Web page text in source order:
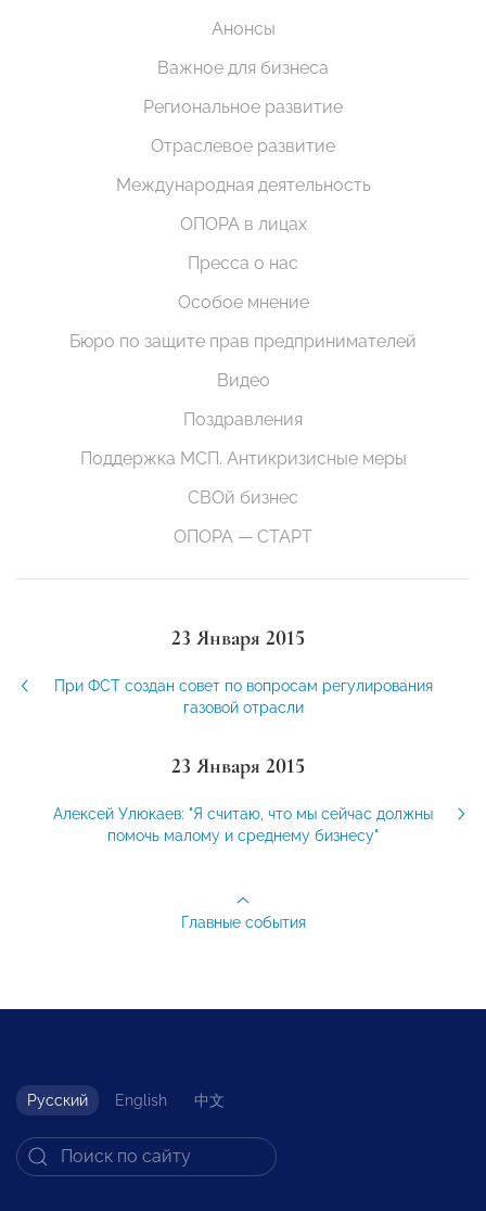
Анонсы
Важное для бизнеса
Региональное развитие
Отраслевое развитие
Международная деятельность
ОПОРА в лицах
Пресса о нас
Особое мнение
Бюро по защите прав предпринимателей
Видео
Поздравления
Поддержка МСП. Антикризисные меры
СВОй бизнес
ОПОРА — СТАРТ
23 Января 2015
При ФСТ создан совет по вопросам регулирования
газовой отрасли
23 Января 2015
Алексей Улюкаев: "Я считаю, что мы сейчас должны
помочь малому и среднему бизнесу"
Главные события
Русский English 中文